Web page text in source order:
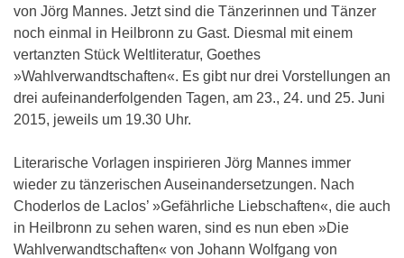
von Jörg Mannes. Jetzt sind die Tänzerinnen und Tänzer
noch einmal in Heilbronn zu Gast. Diesmal mit einem
vertanzten Stück Weltliteratur, Goethes
»Wahlverwandtschaften«. Es gibt nur drei Vorstellungen an
drei aufeinanderfolgenden Tagen, am 23., 24. und 25. Juni
2015, jeweils um 19.30 Uhr.
Literarische Vorlagen inspirieren Jörg Mannes immer
wieder zu tänzerischen Auseinandersetzungen. Nach
Choderlos de Laclos’ »Gefährliche Liebschaften«, die auch
in Heilbronn zu sehen waren, sind es nun eben »Die
Wahlverwandtschaften« von Johann Wolfgang von